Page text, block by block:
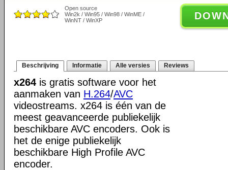
Open source
Win2k / Win95 / Win98 / WinME /
WinNT / WinXP
Beschrijving Informatie Alle versies Reviews
x264 is gratis software voor het
aanmaken van H.264/AVC
videostreams. x264 is één van de
meest geavanceerde publiekelijk
beschikbare AVC encoders. Ook is
het de enige publiekelijk
beschikbare High Profile AVC
encoder.